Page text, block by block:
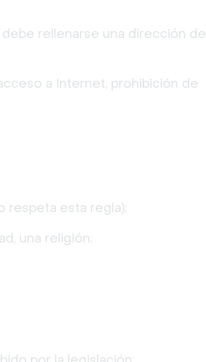
rellenarse una dirección de
a Internet, prohibición de
respeta esta regla);
una religión;